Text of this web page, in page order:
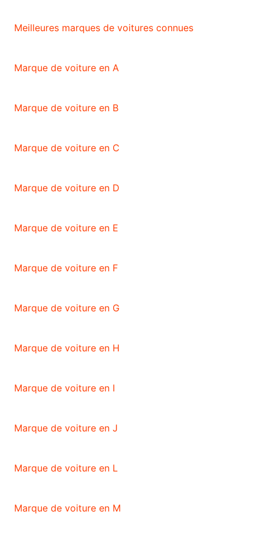
Meilleures marques de voitures connues
Marque de voiture en A
Marque de voiture en B
Marque de voiture en C
Marque de voiture en D
Marque de voiture en E
Marque de voiture en F
Marque de voiture en G
Marque de voiture en H
Marque de voiture en I
Marque de voiture en J
Marque de voiture en L
Marque de voiture en M